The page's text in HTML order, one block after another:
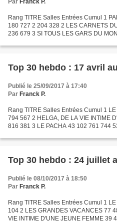
Par Franck P.
Rang TITRE Salles Entrées Cumul 1
180 727 2 204 328 2 LES CARNETS
236 679 3 SI TOUS LES GARS DU
26...
Top 30 hebdo : 17 avril
Publié le 25/09/2017 à 17:40
Par Franck P.
Rang TITRE Salles Entrées Cumul 1
794 567 2 HELGA, DE LA VIE INTIME
816 381 3 LE PACHA 43 102 761 744
Top 30 hebdo : 24 juillet
Publié le 08/10/2017 à 18:50
Par Franck P.
Rang TITRE Salles Entrées Cumul 1
104 2 LES GRANDES VACANCES 77
VIE INTIME D'UNE JEUNE FEMME 39